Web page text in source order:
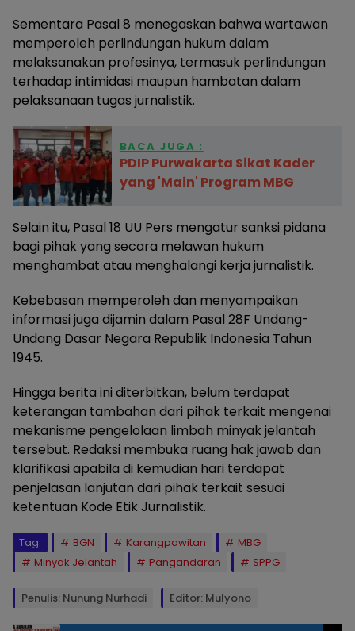
Sementara Pasal 8 menegaskan bahwa wartawan
memperoleh perlindungan hukum dalam
melaksanakan profesinya, termasuk perlindungan
terhadap intimidasi maupun hambatan dalam
pelaksanaan tugas jurnalistik.
BACA JUGA :
PDIP Purwakarta Sikat Kader
yang 'Main' Program MBG
Selain itu, Pasal 18 UU Pers mengatur sanksi pidana
bagi pihak yang secara melawan hukum
menghambat atau menghalangi kerja jurnalistik.
Kebebasan memperoleh dan menyampaikan
informasi juga dijamin dalam Pasal 28F Undang-
Undang Dasar Negara Republik Indonesia Tahun
1945.
Hingga berita ini diterbitkan, belum terdapat
keterangan tambahan dari pihak terkait mengenai
mekanisme pengelolaan limbah minyak jelantah
tersebut. Redaksi membuka ruang hak jawab dan
klarifikasi apabila di kemudian hari terdapat
penjelasan lanjutan dari pihak terkait sesuai
ketentuan Kode Etik Jurnalistik.
Tag: BGN Karangpawitan
MBG
Minyak Jelantah
Pangandaran SPPG
Penulis: Nunung Nurhadi Editor: Mulyono